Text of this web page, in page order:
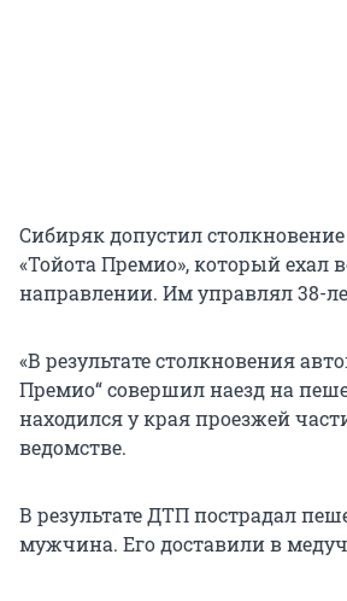
Сибиряк допустил
«Тойота Премио», который ехал
направлении. Им управлял 38-
«В результате столкновения
Премио“ совершил наезд на
находился у края проезжей
ведомстве.
В результате ДТП пострадал
мужчина. Его доставили в